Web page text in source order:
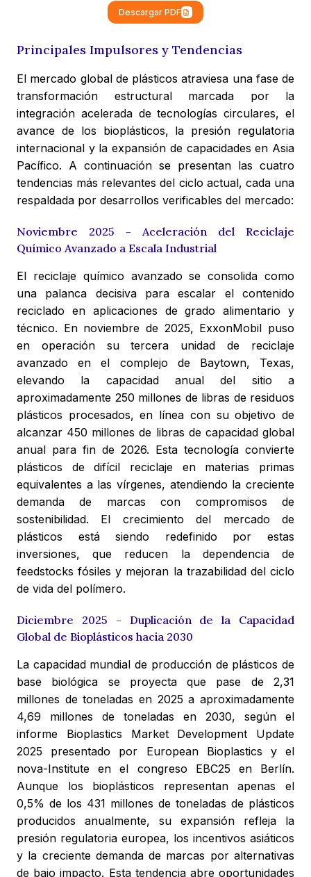
Descargar PDF
Principales Impulsores y Tendencias
El mercado global de plásticos atraviesa una fase de
transformación estructural marcada por la
integración acelerada de tecnologías circulares, el
avance de los bioplásticos, la presión regulatoria
internacional y la expansión de capacidades en Asia
Pacífico. A continuación se presentan las cuatro
tendencias más relevantes del ciclo actual, cada una
respaldada por desarrollos verificables del mercado:
Noviembre 2025 - Aceleración del Reciclaje
Químico Avanzado a Escala Industrial
El reciclaje químico avanzado se consolida como
una palanca decisiva para escalar el contenido
reciclado en aplicaciones de grado alimentario y
técnico. En noviembre de 2025, ExxonMobil puso
en operación su tercera unidad de reciclaje
avanzado en el complejo de Baytown, Texas,
elevando la capacidad anual del sitio a
aproximadamente 250 millones de libras de residuos
plásticos procesados, en línea con su objetivo de
alcanzar 450 millones de libras de capacidad global
anual para fin de 2026. Esta tecnología convierte
plásticos de difícil reciclaje en materias primas
equivalentes a las vírgenes, atendiendo la creciente
demanda de marcas con compromisos de
sostenibilidad. El crecimiento del mercado de
plásticos está siendo redefinido por estas
inversiones, que reducen la dependencia de
feedstocks fósiles y mejoran la trazabilidad del ciclo
de vida del polímero.
Diciembre 2025 - Duplicación de la Capacidad
Global de Bioplásticos hacia 2030
La capacidad mundial de producción de plásticos de
base biológica se proyecta que pase de 2,31
millones de toneladas en 2025 a aproximadamente
4,69 millones de toneladas en 2030, según el
informe Bioplastics Market Development Update
2025 presentado por European Bioplastics y el
nova-Institute en el congreso EBC25 en Berlín.
Aunque los bioplásticos representan apenas el
0,5% de los 431 millones de toneladas de plásticos
producidos anualmente, su expansión refleja la
presión regulatoria europea, los incentivos asiáticos
y la creciente demanda de marcas por alternativas
de bajo impacto. Esta tendencia abre oportunidades